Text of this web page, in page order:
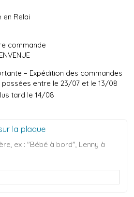
en Relai
commande
– Expédition des commandes
entre le 23/07 et le 13/08
tard le 14/08
la plaque
ex : "Bébé à bord", Lenny à